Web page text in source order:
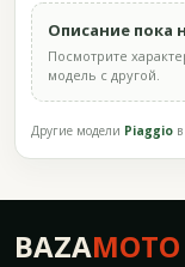
Описание пока
Посмотрите
модель с другой.
Другие модели Piaggio
BAZAMOTO